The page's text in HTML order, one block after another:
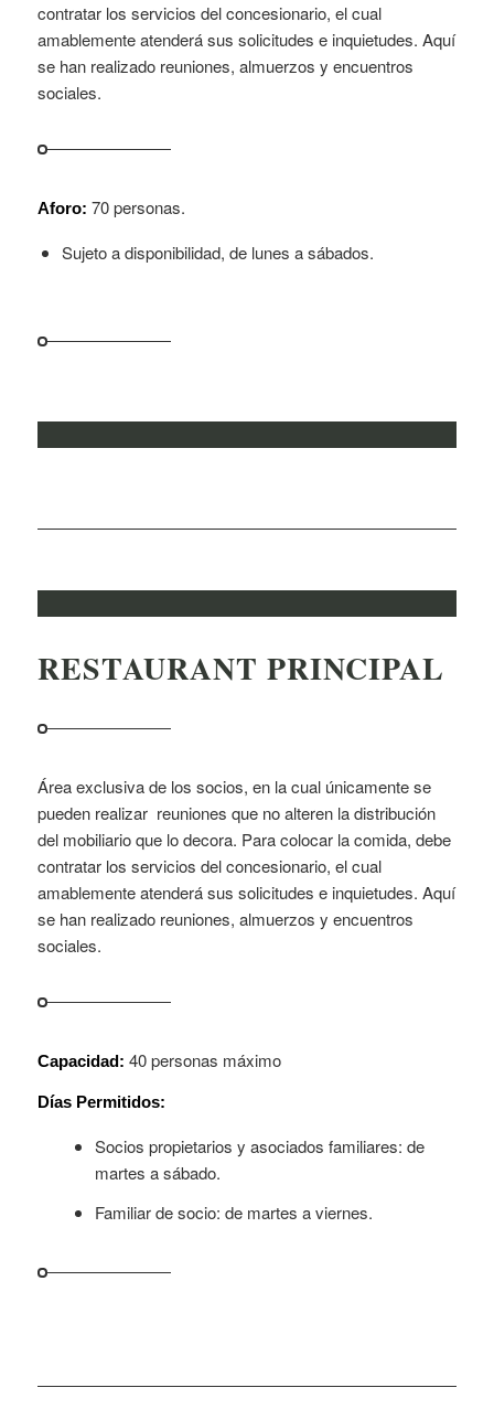
contratar los servicios del concesionario, el cual
amablemente atenderá sus solicitudes e inquietudes. Aquí
se han realizado reuniones, almuerzos y encuentros
sociales.
Aforo: 70 personas.
Sujeto a disponibilidad, de lunes a sábados.
RESTAURANT PRINCIPAL
Área exclusiva de los socios, en la cual únicamente se
pueden realizar reuniones que no alteren la distribución
del mobiliario que lo decora. Para colocar la comida, debe
contratar los servicios del concesionario, el cual
amablemente atenderá sus solicitudes e inquietudes. Aquí
se han realizado reuniones, almuerzos y encuentros
sociales.
Capacidad: 40 personas máximo
Días Permitidos:
Socios propietarios y asociados familiares: de
martes a sábado.
Familiar de socio: de martes a viernes.